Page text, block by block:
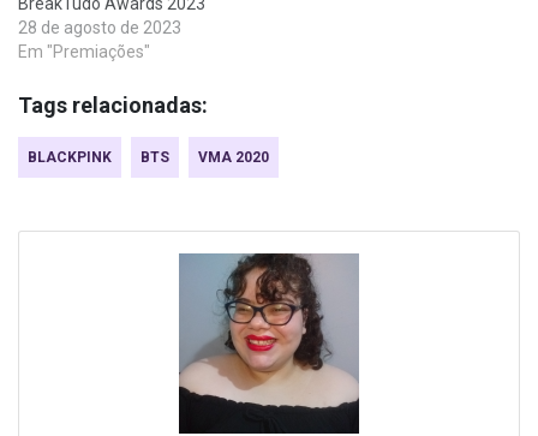
28 de agosto de 2023
Em "Premiações"
Tags relacionadas:
BLACKPINK BTS VMA 2020